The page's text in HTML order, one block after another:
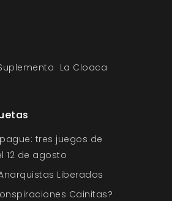
La Cloaca
tres juegos de
12 de agosto
Liberados
Cainitas?